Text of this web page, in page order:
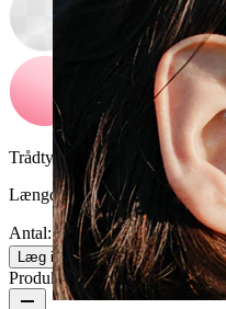
Trådtykkelse:1,6 mm
Længde: 16 mm
Antal: 1
Skift
Læg i kurv
Produktanmeldelser